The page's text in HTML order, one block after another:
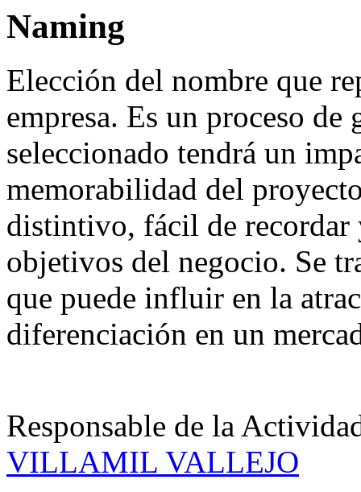
Naming
Elección del nombre que
empresa. Es un proceso
seleccionado tendrá un
memorabilidad del
distintivo, fácil de recordar
objetivos del negocio. Se
que puede influir en la
diferenciación en un
Responsable de la
VILLAMIL VALLEJO